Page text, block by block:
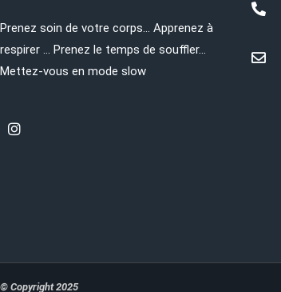
Prenez soin de votre corps… Apprenez à
respirer … Prenez le temps de souffler…
Mettez-vous en mode slow
© Copyright 2025